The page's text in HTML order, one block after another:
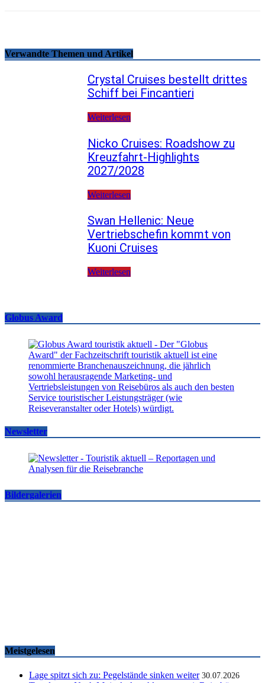
Verwandte Themen und Artikel
Crystal Cruises bestellt drittes
Schiff bei Fincantieri
Weiterlesen
Nicko Cruises: Roadshow zu
Kreuzfahrt-Highlights
2027/2028
Weiterlesen
Swan Hellenic: Neue
Vertriebschefin kommt von
Kuoni Cruises
Weiterlesen
Globus Award
Newsletter
Bildergalerien
Meistgelesen
Lage spitzt sich zu: Pegelstände sinken weiter 30.07.2026